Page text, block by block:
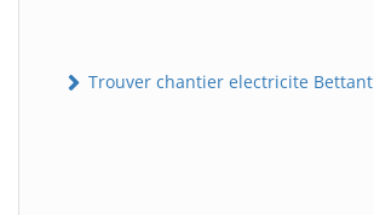
Trouver chantier electricite Bettant